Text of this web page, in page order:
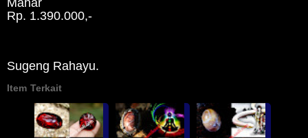
Mahar
Rp. 1.390.000,-
Sugeng Rahayu.
Item Terkait